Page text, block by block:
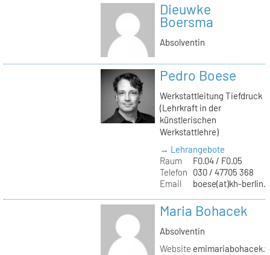
Dieuwke
Boersma
Absolventin
Pedro Boese
Werkstattleitung Tiefdruck
(Lehrkraft in der
künstlerischen
Werkstattlehre)
→ Lehrangebote
Raum
F0.04 / F0.05
Telefon
030 / 47705 368
Email
boese(at)kh-
Maria Bohacek
Absolventin
Website